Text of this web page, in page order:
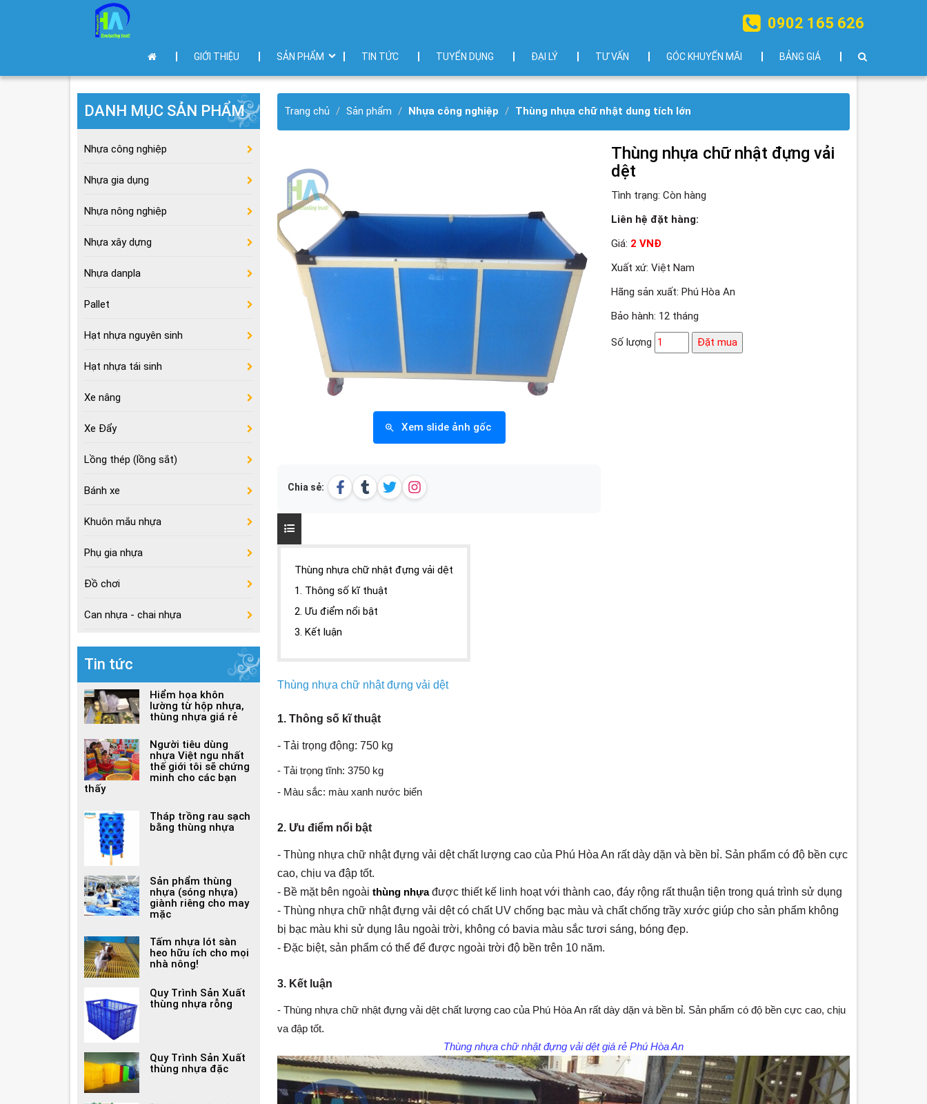
GIỚI THIỆU SẢN PHẨM TIN TỨC TUYỂN DỤNG ĐẠI LÝ TƯ VẤN GÓC KHUYẾN MÃI BẢNG GIÁ
0902 165 626
Trang chủ Sản phẩm Nhựa công nghiệp Thùng nhựa chữ nhật dung tích lớn
Xem slide ảnh gốc
Chia sẻ:
Thùng nhựa chữ nhật đựng vải
dệt
Tình trạng: Còn hàng
Liên hệ đặt hàng:
Giá: 2 VNĐ
Xuất xứ: Việt Nam
Hãng sản xuất: Phú Hòa An
Bảo hành: 12 tháng
Số lượng Đặt mua
Thùng nhựa chữ nhật đựng vải dệt
1. Thông số kĩ thuật
2. Ưu điểm nổi bật
3. Kết luận
Thùng nhựa chữ nhật đựng vải dệt
1. Thông số kĩ thuật
- Tải trọng động: 750 kg
- Tải trọng tĩnh: 3750 kg
- Màu sắc: màu xanh nước biển
2. Ưu điểm nổi bật
- Thùng nhựa chữ nhật đựng vải dệt chất lượng cao của Phú Hòa An rất dày dặn và bền bỉ. Sản phẩm có độ bền cực
cao, chịu va đập tốt.
- Bề mặt bên ngoài thùng nhựađược thiết kế linh hoạt với thành cao, đáy rộng rất thuận tiện trong quá trình sử dụng
- Thùng nhựa chữ nhật đựng vải dệt có chất UV chống bạc màu và chất chống trầy xước giúp cho sản phẩm không
bị bạc màu khi sử dụng lâu ngoài trời, không có bavia màu sắc tươi sáng, bóng đẹp.
- Đặc biệt, sản phẩm có thể để được ngoài trời độ bền trên 10 năm.
3. Kết luận
- Thùng nhựa chữ nhật đựng vải dệt chất lượng cao của Phú Hòa An rất dày dặn và bền bỉ. Sản phẩm có độ bền cực cao, chịu
va đập tốt.
Thùng nhựa chữ nhật đựng vải dệtgiá rẻ Phú Hòa An
DANH MỤC SẢN PHẨM
Nhựa công nghiệp
Nhựa gia dụng
Nhựa nông nghiệp
Nhựa xây dựng
Nhựa danpla
Pallet
Hạt nhựa nguyên sinh
Hạt nhựa tái sinh
Xe nâng
Xe Đẩy
Lồng thép (lồng sắt)
Bánh xe
Khuôn mắu nhựa
Phụ gia nhựa
Đồ chơi
Can nhựa - chai nhựa
Tin tức
Hiểm họa khôn
lường từ hộp nhựa,
thùng nhựa giá rẻ
Người tiêu dùng
nhựa Việt ngu nhất
thế giới tôi sẽ chứng
minh cho các bạn
thấy
Tháp trồng rau sạch
bằng thùng nhựa
Sản phẩm thùng
nhựa (sóng nhựa)
giành riêng cho may
mặc
Tấm nhựa lót sàn
heo hữu ích cho mọi
nhà nông!
Quy Trình Sản Xuất
thùng nhựa rỗng
Quy Trình Sản Xuất
thùng nhựa đặc